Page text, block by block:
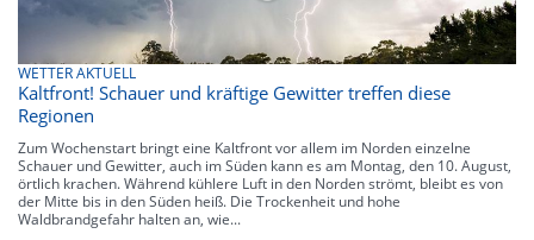
WETTER AKTUELL
Kaltfront! Schauer und kräftige Gewitter treffen diese
Regionen
Zum Wochenstart bringt eine Kaltfront vor allem im Norden einzelne
Schauer und Gewitter, auch im Süden kann es am Montag, den 10. August,
örtlich krachen. Während kühlere Luft in den Norden strömt, bleibt es von
der Mitte bis in den Süden heiß. Die Trockenheit und hohe
Waldbrandgefahr halten an, wie...